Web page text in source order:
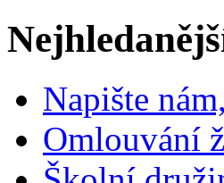
Napište
Omlouvání